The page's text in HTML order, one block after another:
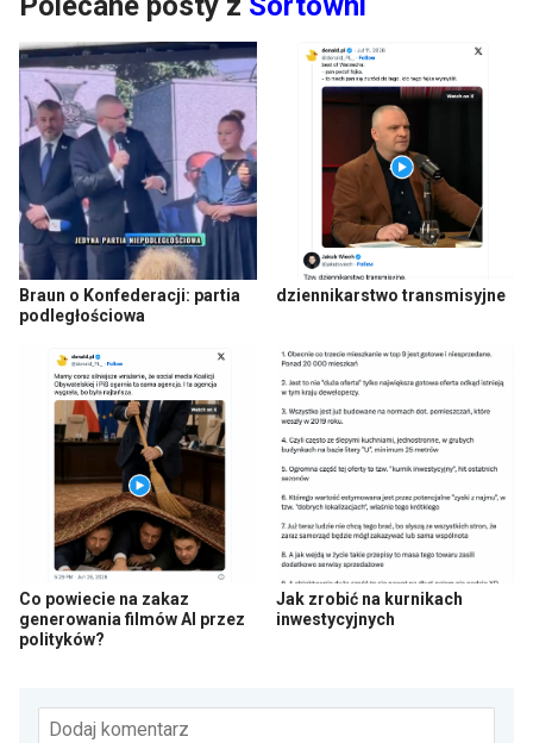
Braun o Konfederacji: partia
podległościowa
dziennikarstwo transmisyjne
Co powiecie na zakaz
generowania filmów AI przez
polityków?
Jak zrobić na kurnikach
inwestycyjnych
Dodaj komentarz